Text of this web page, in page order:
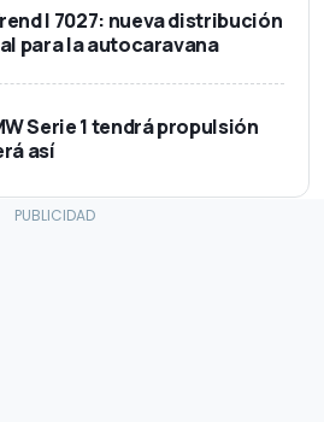
I 7027: nueva distribución
para la autocaravana
Serie 1 tendrá propulsión
así